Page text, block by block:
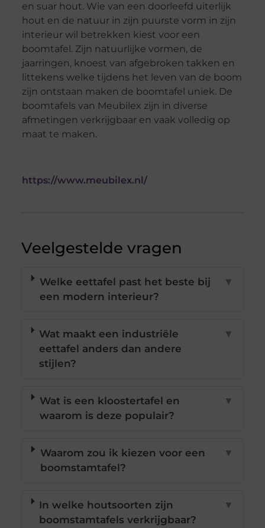
en suar hout. Wie van een doorleefd uiterlijk
hout en de natuur in zijn puurste vorm in zijn
interieur wil betrekken kiest voor een
boomtafel. Zijn natuurlijke vormen, de
jaarringen, knoest van afgebroken takken en
littekens welke tijdens het leven van de boom
zijn ontstaan maken de boomtafel uniek. De
boomtafels van Meubilex zijn in diverse
afmetingen verkrijgbaar en vaak volledig op
maat te maken.
https://www.meubilex.nl/
Veelgestelde vragen
Welke eettafel past het beste bij
een modern interieur?
▼
Wat maakt een industriële
eettafel anders dan andere
stijlen?
▼
Wat is een kloostertafel en
waarom is deze populair?
▼
Waarom zou ik kiezen voor een
boomstamtafel?
▼
In welke houtsoorten zijn
boomstamtafels verkrijgbaar?
▼